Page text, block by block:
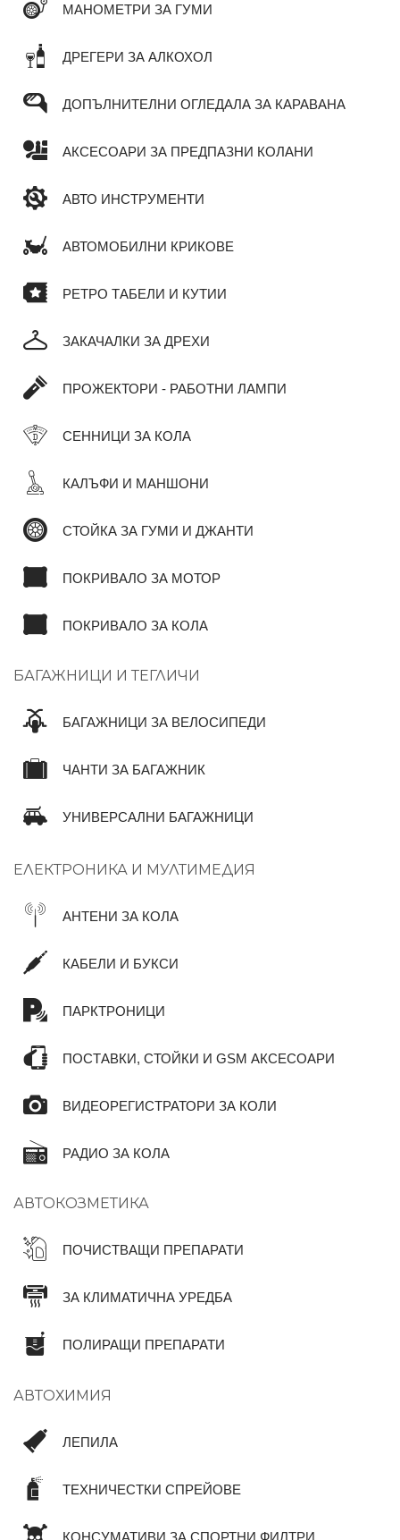
МАНОМЕТРИ ЗА ГУМИ
ДРЕГЕРИ ЗА АЛКОХОЛ
ДОПЪЛНИТЕЛНИ ОГЛЕДАЛА ЗА КАРАВАНА
АКСЕСОАРИ ЗА ПРЕДПАЗНИ КОЛАНИ
АВТО ИНСТРУМЕНТИ
АВТОМОБИЛНИ КРИКОВЕ
РЕТРО ТАБЕЛИ И КУТИИ
ЗАКАЧАЛКИ ЗА ДРЕХИ
ПРОЖЕКТОРИ - РАБОТНИ ЛАМПИ
СЕННИЦИ ЗА КОЛА
КАЛЪФИ И МАНШОНИ
СТОЙКА ЗА ГУМИ И ДЖАНТИ
ПОКРИВАЛО ЗА МОТОР
ПОКРИВАЛО ЗА КОЛА
БАГАЖНИЦИ И ТЕГЛИЧИ
БАГАЖНИЦИ ЗА ВЕЛОСИПЕДИ
ЧАНТИ ЗА БАГАЖНИК
УНИВЕРСАЛНИ БАГАЖНИЦИ
ЕЛЕКТРОНИКА И МУЛТИМЕДИЯ
АНТЕНИ ЗА КОЛА
КАБЕЛИ И БУКСИ
ПАРКТРОНИЦИ
ПОСТАВКИ, СТОЙКИ И GSM АКСЕСОАРИ
ВИДЕОРЕГИСТРАТОРИ ЗА КОЛИ
РАДИО ЗА КОЛА
АВТОКОЗМЕТИКА
ПОЧИСТВАЩИ ПРЕПАРАТИ
ЗА КЛИМАТИЧНА УРЕДБА
ПОЛИРАЩИ ПРЕПАРАТИ
АВТОХИМИЯ
ЛЕПИЛА
ТЕХНИЧЕСТКИ СПРЕЙОВЕ
КОНСУМАТИВИ ЗА СПОРТНИ ФИЛТРИ